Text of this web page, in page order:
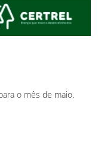
o mês de maio.